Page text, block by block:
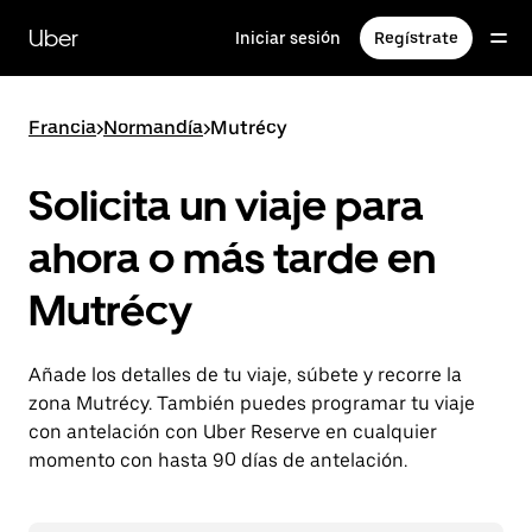
contenido
principal
Uber Iniciar sesión Regístrate
Francia>Normandía>Mutrécy
Solicita un viaje para
ahora o más tarde en
Mutrécy
Añade los detalles de tu viaje, súbete y recorre la
zona Mutrécy. También puedes programar tu viaje
con antelación con Uber Reserve en cualquier
momento con hasta 90 días de antelación.